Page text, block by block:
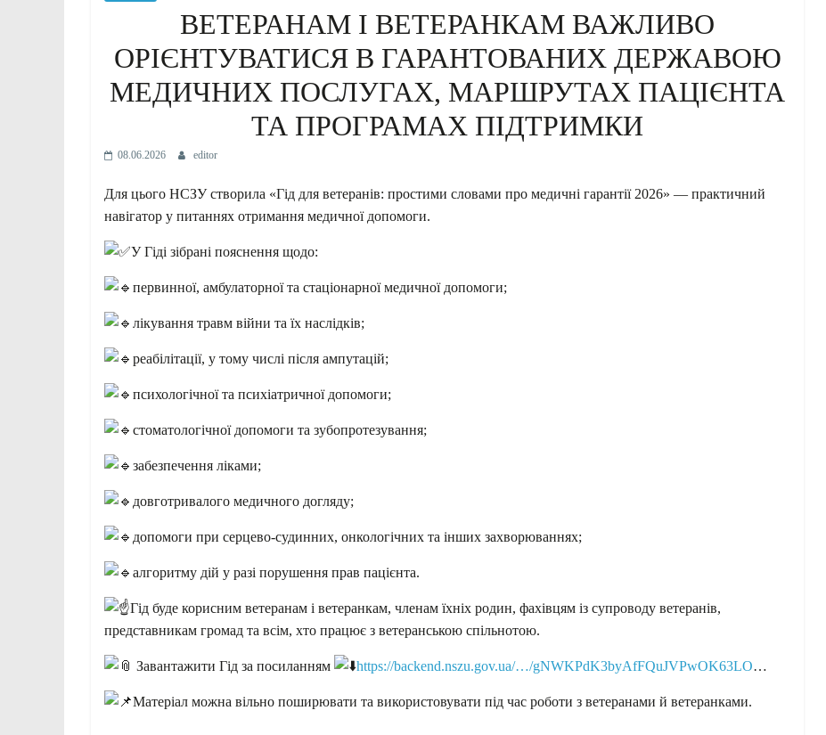
ВЕТЕРАНАМ І ВЕТЕРАНКАМ ВАЖЛИВО
ОРІЄНТУВАТИСЯ В ГАРАНТОВАНИХ ДЕРЖАВОЮ
МЕДИЧНИХ ПОСЛУГАХ, МАРШРУТАХ ПАЦІЄНТА
ТА ПРОГРАМАХ ПІДТРИМКИ
08.06.2026 editor
Для цього НСЗУ створила «Гід для ветеранів: простими словами про медичні гарантії 2026» — практичний
навігатор у питаннях отримання медичної допомоги.
У Гіді зібрані пояснення щодо:
первинної, амбулаторної та стаціонарної медичної допомоги;
лікування травм війни та їх наслідків;
реабілітації, у тому числі після ампутацій;
психологічної та психіатричної допомоги;
стоматологічної допомоги та зубопротезування;
забезпечення ліками;
довготривалого медичного догляду;
допомоги при серцево-судинних, онкологічних та інших захворюваннях;
алгоритму дій у разі порушення прав пацієнта.
Гід буде корисним ветеранам і ветеранкам, членам їхніх родин, фахівцям із супроводу ветеранів,
представникам громад та всім, хто працює з ветеранською спільнотою.
Завантажити Гід за посиланням https://backend.nszu.gov.ua/…/gNWKPdK3byAfFQuJVPwOK63LO…
Матеріал можна вільно поширювати та використовувати під час роботи з ветеранами й ветеранками.